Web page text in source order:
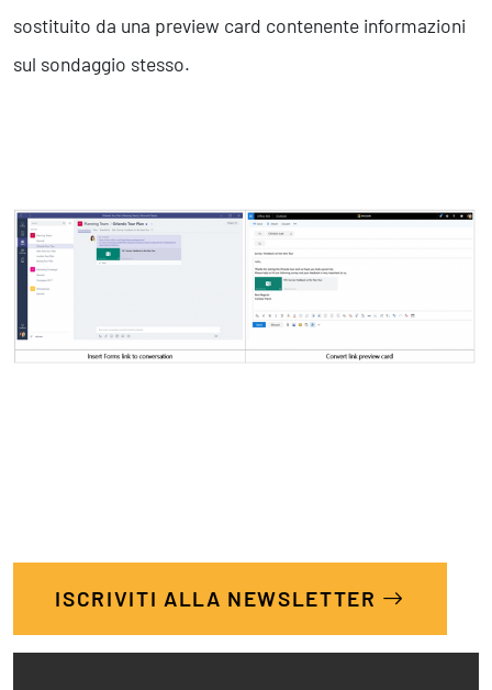
sostituito da una preview card contenente informazioni
sul sondaggio stesso.
ISCRIVITI ALLA NEWSLETTER